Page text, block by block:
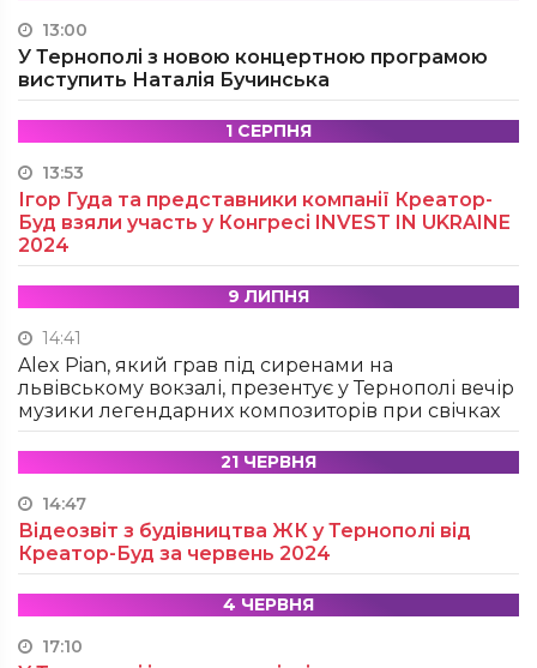
13:00
У Тернополі з новою концертною програмою
виступить Наталія Бучинська
1 СЕРПНЯ
13:53
Ігор Гуда та представники компанії Креатор-
Буд взяли участь у Конгресі INVEST IN UKRAINE
2024
9 ЛИПНЯ
14:41
Alex Pian, який грав під сиренами на
львівському вокзалі, презентує у Тернополі вечір
музики легендарних композиторів при свічках
21 ЧЕРВНЯ
14:47
Відеозвіт з будівництва ЖК у Тернополі від
Креатор-Буд за червень 2024
4 ЧЕРВНЯ
17:10